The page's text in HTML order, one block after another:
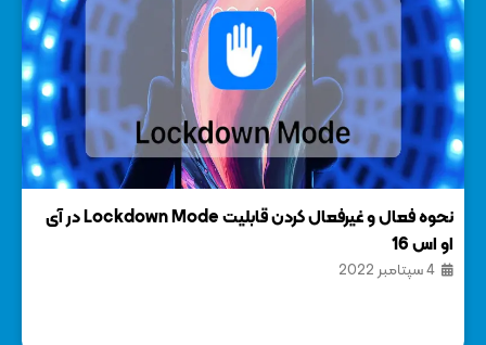
نحوه فعال و غیرفعال کردن قابلیت Lockdown Mode در آی
او اس 16